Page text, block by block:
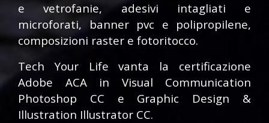
e vetrofanie, adesivi intagliati e
microforati, banner pvc e polipropilene,
composizioni raster e fotoritocco.
Tech Your Life vanta la certificazione
Adobe ACA in Visual Communication
Photoshop CC e Graphic Design &
Illustration Illustrator CC.